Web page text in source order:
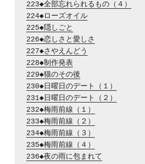
223◆全部忘れられるもの（４）
224◆ローズオイル
225◆隠しごと
226◆恋しさと愛しさ
227◆さやえんどう
228◆制作発表
229◆猫のその後
230◆日曜日のデート（１）
231◆日曜日のデート（２）
232◆梅雨前線（１）
233◆梅雨前線（２）
234◆梅雨前線（３）
235◆梅雨前線（４）
236◆夜の雨に包まれて